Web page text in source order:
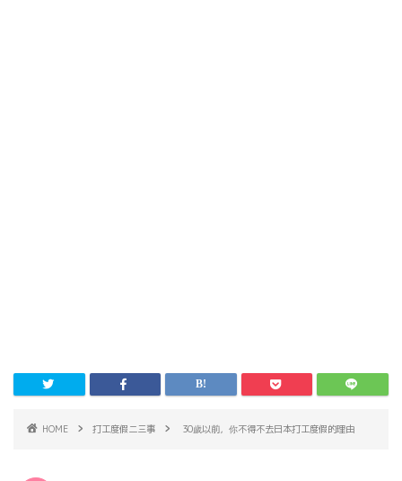
HOME 打工度假二三事 30歲以前，你不得不去日本打工度假的理由